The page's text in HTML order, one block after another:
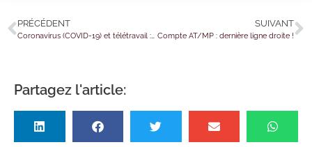
PRÉCÉDENT
Coronavirus (COVID-19) et télétravail : les nouveautés du protocole sanitaire en entreprise
SUIVANT
Compte AT/MP : dernière ligne droite !
Partagez l'article: